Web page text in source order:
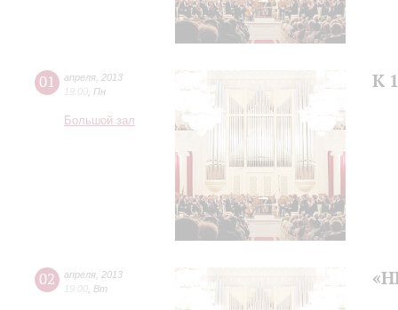
01 апреля 2013
19:00 Пн
Большой зал
К
02 апреля 2013
19:00 Вт